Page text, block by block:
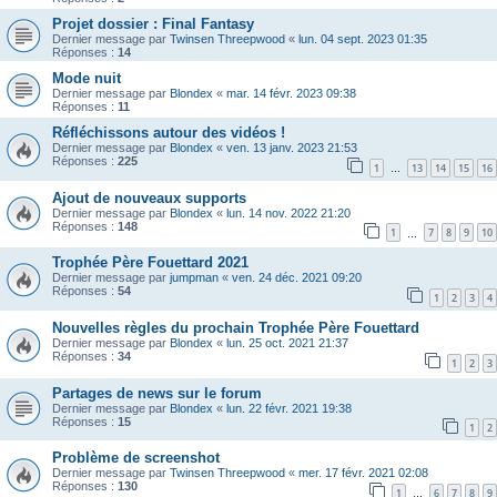
Projet dossier : Final Fantasy
Dernier message par Twinsen Threepwood « lun. 04 sept. 2023 01:35
Réponses : 14
Mode nuit
Dernier message par Blondex « mar. 14 févr. 2023 09:38
Réponses : 11
Réfléchissons autour des vidéos !
Dernier message par Blondex « ven. 13 janv. 2023 21:53
Réponses : 225 1 … 13 14 15 16
Ajout de nouveaux supports
Dernier message par Blondex « lun. 14 nov. 2022 21:20
Réponses : 148 1 7 8 9 10
Trophée Père Fouettard 2021
Dernier message par jumpman « ven. 24 déc. 2021 09:20
Réponses : 54 1 2 3 4
Nouvelles règles du prochain Trophée Père Fouettard
Dernier message par Blondex « lun. 25 oct. 2021 21:37
Réponses : 34 1 2 3
Partages de news sur le forum
Dernier message par Blondex « lun. 22 févr. 2021 19:38
Réponses : 15 1 2
Problème de screenshot
Dernier message par Twinsen Threepwood « mer. 17 févr. 2021 02:08
Réponses : 130 1 … 6 7 8 9